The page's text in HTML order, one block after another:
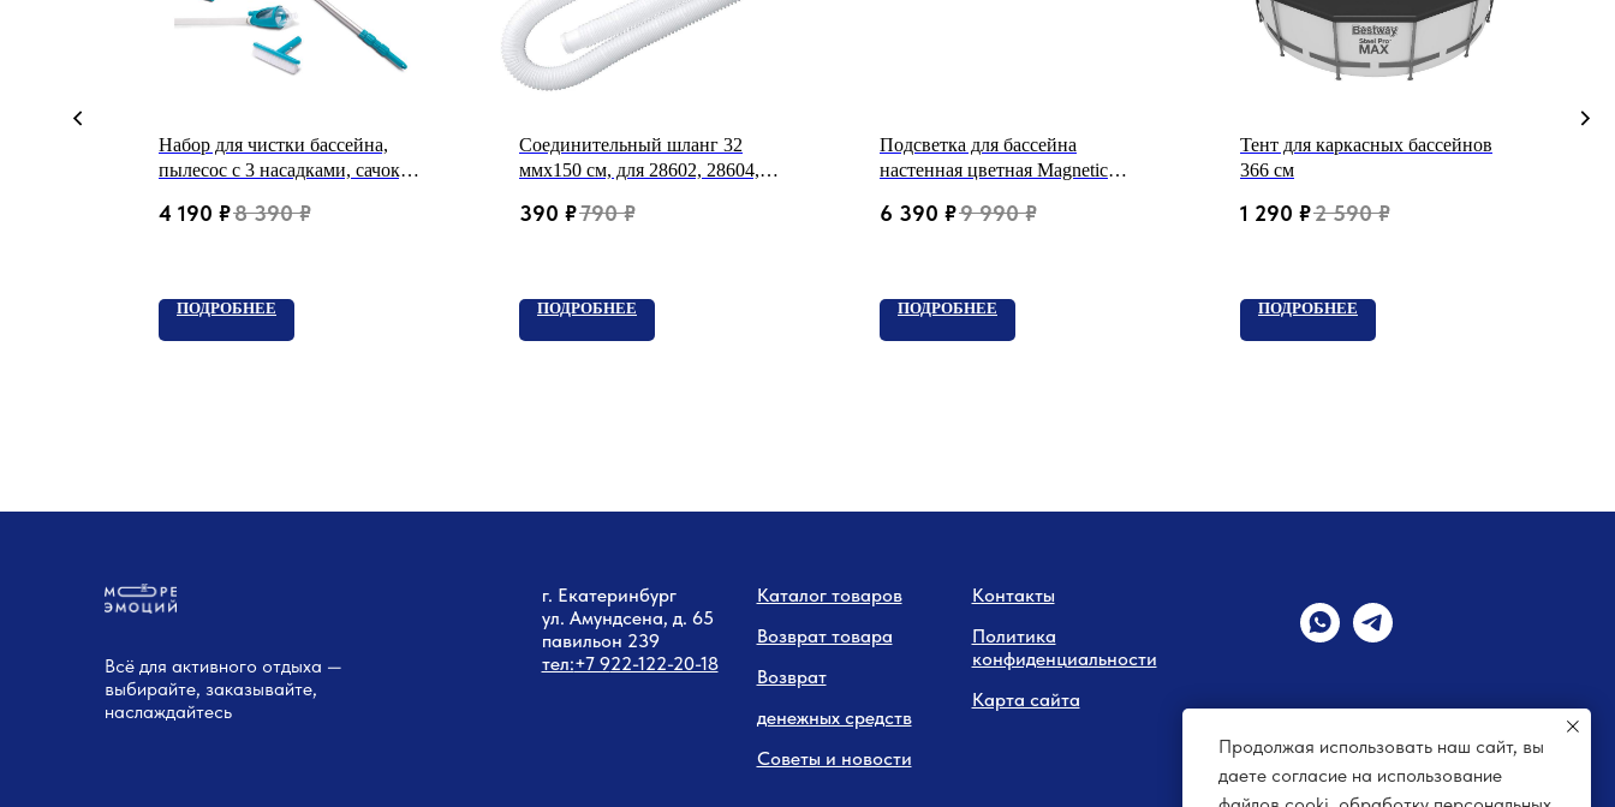
Продолжая использовать наш сайт, вы
даете согласие на использование
Набор для чистки бассейна,
пылесос с 3 насадками, сачок,
4 190 ₽8 390 ₽
ПОДРОБНЕЕ
Соединительный шланг 32
ммх150 см, для 28602, 28604,
390 ₽790 ₽
ПОДРОБНЕЕ
Подсветка для бассейна
настенная цветная Magnetic
6 390 ₽9 990 ₽
ПОДРОБНЕЕ
Тент для каркасных бассейнов
366 см
1 290 ₽2 590 ₽
ПОДРОБНЕЕ
Всё для активного отдыха —
выбирайте, заказывайте,
наслаждайтесь
г. Екатеринбург
ул. Амундсена, д. 65
павильон 239
тел:+7 922-122-20-18
Каталог товаров
Возврат товара
Возврат
денежных средств
Советы и новости
Контакты
Политика
конфиденциальности
Карта сайта